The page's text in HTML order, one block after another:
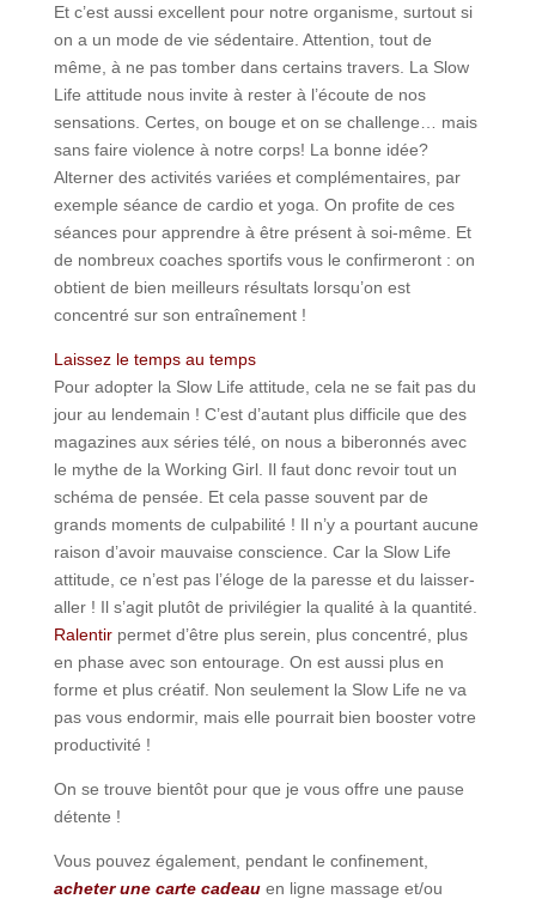
Et c’est aussi excellent pour notre organisme, surtout si
on a un mode de vie sédentaire. Attention, tout de
même, à ne pas tomber dans certains travers. La Slow
Life attitude nous invite à rester à l’écoute de nos
sensations. Certes, on bouge et on se challenge… mais
sans faire violence à notre corps! La bonne idée?
Alterner des activités variées et complémentaires, par
exemple séance de cardio et yoga. On profite de ces
séances pour apprendre à être présent à soi-même. Et
de nombreux coaches sportifs vous le confirmeront : on
obtient de bien meilleurs résultats lorsqu’on est
concentré sur son entraînement !
Laissez le temps au temps
Pour adopter la Slow Life attitude, cela ne se fait pas du
jour au lendemain ! C’est d’autant plus difficile que des
magazines aux séries télé, on nous a biberonnés avec
le mythe de la Working Girl. Il faut donc revoir tout un
schéma de pensée. Et cela passe souvent par de
grands moments de culpabilité ! Il n’y a pourtant aucune
raison d’avoir mauvaise conscience. Car la Slow Life
attitude, ce n’est pas l’éloge de la paresse et du laisser-
aller ! Il s’agit plutôt de privilégier la qualité à la quantité.
Ralentirpermet d’être plus serein, plus concentré, plus
en phase avec son entourage. On est aussi plus en
forme et plus créatif. Non seulement la Slow Life ne va
pas vous endormir, mais elle pourrait bien booster votre
productivité !
On se trouve bientôt pour que je vous offre une pause
détente !
Vous pouvez également, pendant le confinement,
acheter une carte cadeauen ligne massage et/ou